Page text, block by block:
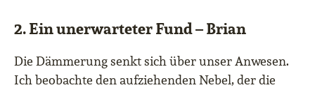
2. Ein unerwarteter Fund – Brian
Die Dämmerung senkt sich über unser Anwesen.
Ich beobachte den aufziehenden Nebel, der die